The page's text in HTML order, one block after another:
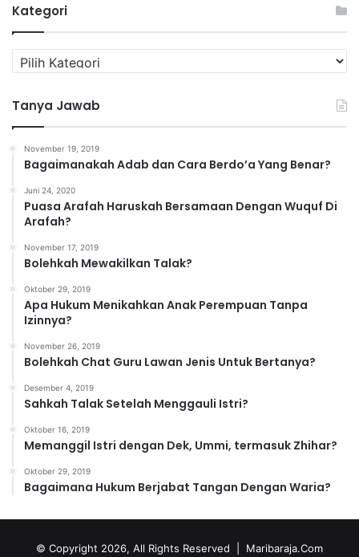
Kategori
a
e
g
Tanya Jawab
November 19, 2019
Bagaimanakah Adab dan Cara Berdo’a Yang Benar?
Juni 24, 2020
Puasa Arafah Haruskah Bersamaan Dengan Wuquf Di
Arafah?
November 17, 2019
Bolehkah Mewakilkan Talak?
Oktober 29, 2019
Apa Hukum Menikahkan Anak Perempuan Tanpa
Izinnya?
November 26, 2019
Bolehkah Chat Guru Lawan Jenis Untuk Bertanya?
Desember 4, 2019
Sahkah Talak Setelah Menggauli Istri?
Oktober 16, 2019
Memanggil Istri dengan Dek, Ummi, termasuk Zhihar?
Oktober 29, 2019
Bagaimana Hukum Berjabat Tangan Dengan Waria?
© Copyright 2026, All Rights Reserved | Maribaraja.Com